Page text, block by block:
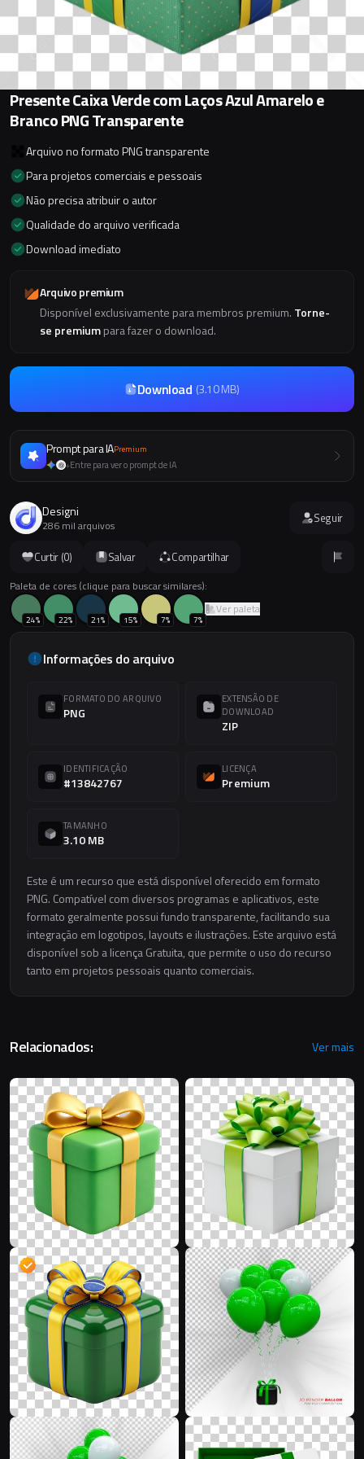
Curtir (0) Salvar Compartilhar
Paleta de cores (clique para buscar similares):
24% 22% 21% 15% 7% 7%
Ver paleta
Informações do arquivo
FORMATO DO ARQUIVO
PNG
EXTENSÃO DE
DOWNLOAD
ZIP
IDENTIFICAÇÃO
#13842767
LICENÇA
Premium
TAMANHO
3.10 MB
Este é um recurso que está disponível oferecido em formato
PNG. Compatível com diversos programas e aplicativos, este
formato geralmente possui fundo transparente, facilitando sua
integração em logotipos, layouts e ilustrações. Este arquivo está
disponível sob a licença Gratuita, que permite o uso do recurso
tanto em projetos pessoais quanto comerciais.
Presente Caixa Verde com Laços Azul Amarelo e
Branco PNG Transparente
Arquivo no formato PNG transparente
Para projetos comerciais e pessoais
Não precisa atribuir o autor
Qualidade do arquivo verificada
Download imediato
Arquivo premium
Disponível exclusivamente para membros premium. Torne-
se premiumpara fazer o download.
Download (3.10 MB)
Prompt para IAPremium
+Entre para ver o prompt de IA
Designi
286 mil arquivos Seguir
Relacionados: Ver mais